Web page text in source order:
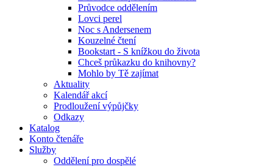
Průvodce oddělením
Lovci perel
Noc s Andersenem
Kouzelné čtení
Bookstart - S knížkou do života
Chceš průkazku do knihovny?
Mohlo by Tě zajímat
Aktuality
Kalendář akcí
Prodloužení výpůjčky
Odkazy
Katalog
Konto čtenáře
Služby
Oddělení pro dospělé